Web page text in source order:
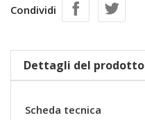
Condividi
Dettagli del prodotto
Scheda tecnica